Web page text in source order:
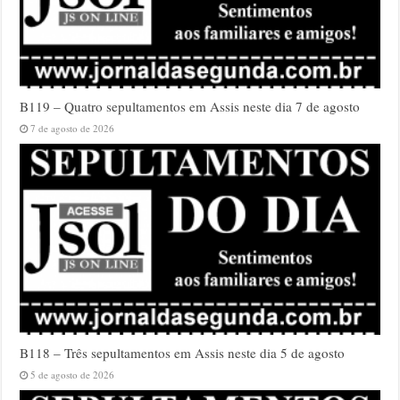
B119 – Quatro sepultamentos em Assis neste dia 7 de agosto
7 de agosto de 2026
B118 – Três sepultamentos em Assis neste dia 5 de agosto
5 de agosto de 2026